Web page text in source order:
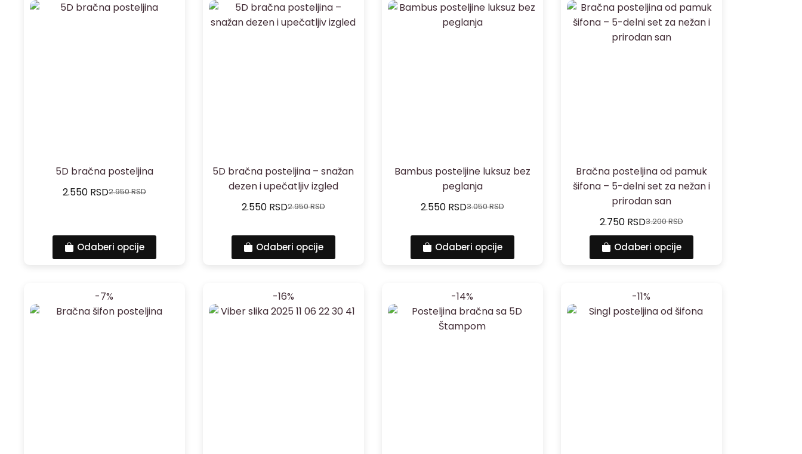
5D bračna posteljina
2.950RSD
2.550 RSD
Odaberi opcije
5D bračna posteljina – snažan
dezen i upečatljiv izgled
2.950RSD
2.550 RSD
Odaberi opcije
Bambus posteljine luksuz bez
peglanja
3.050RSD
2.550 RSD
Odaberi opcije
Bračna posteljina od pamuk
šifona – 5-delni set za nežan i
prirodan san
3.200RSD
2.750 RSD
Odaberi opcije
-7% -16% -14% -11%